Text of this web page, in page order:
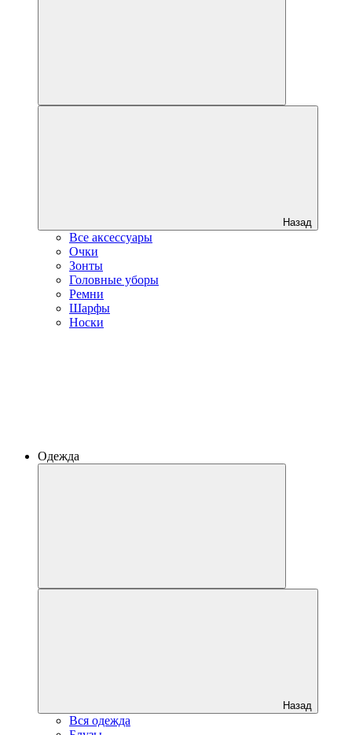
Назад
Все аксессуары
Очки
Зонты
Головные уборы
Ремни
Шарфы
Носки
Одежда
Назад
Вся одежда